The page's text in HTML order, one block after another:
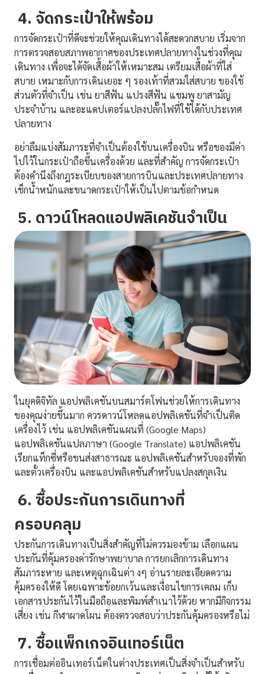
4. จัดกระเป๋าให้พร้อม
การจัดกระเป๋าที่ดีจะช่วยให้คุณเดินทางได้สะดวกสบาย เริ่มจาก
การตรวจสอบสภาพอากาศของประเทศปลายทางในช่วงที่คุณ
เดินทาง เพื่อจะได้จัดเสื้อผ้าให้เหมาะสม เตรียมเสื้อผ้าที่ใส่
สบาย เหมาะกับการเดินเยอะ ๆ รองเท้าที่สวมใส่สบาย ของใช้
ส่วนตัวที่จำเป็น เช่น ยาสีฟัน แปรงสีฟัน แชมพู ยาสามัญ
ประจำบ้าน และอะแดปเตอร์แปลงปลั๊กไฟที่ใช้ได้กับประเทศ
ปลายทาง
อย่าลืมแบ่งสัมภาระที่จำเป็นต้องใช้บนเครื่องบิน หรือของมีค่า
ไปไว้ในกระเป๋าถือขึ้นเครื่องด้วย และที่สำคัญ การจัดกระเป๋า
ต้องคำนึงถึงกฎระเบียบของสายการบินและประเทศปลายทาง
เช็กน้ำหนักและขนาดกระเป๋าให้เป็นไปตามข้อกำหนด
5. ดาวน์โหลดแอปพลิเคชันจำเป็น
ในยุคดิจิทัล แอปพลิเคชันบนสมาร์ตโฟนช่วยให้การเดินทาง
ของคุณง่ายขึ้นมาก ควรดาวน์โหลดแอปพลิเคชันที่จำเป็นติด
เครื่องไว้ เช่น แอปพลิเคชันแผนที่ (Google Maps)
แอปพลิเคชันแปลภาษา (Google Translate) แอปพลิเคชัน
เรียกแท็กซี่หรือขนส่งสาธารณะ แอปพลิเคชันสำหรับจองที่พัก
และตั๋วเครื่องบิน และแอปพลิเคชันสำหรับแปลงสกุลเงิน
6. ซื้อประกันการเดินทางที่
ครอบคลุม
ประกันการเดินทางเป็นสิ่งสำคัญที่ไม่ควรมองข้าม เลือกแผน
ประกันที่คุ้มครองค่ารักษาพยาบาล การยกเลิกการเดินทาง
สัมภาระหาย และเหตุฉุกเฉินต่า งๆ อ่านรายละเอียดความ
คุ้มครองให้ดี โดยเฉพาะข้อยกเว้นและเงื่อนไขการเคลม เก็บ
เอกสารประกันไว้ในมือถือและพิมพ์สำเนาไว้ด้วย หากมีกิจกรรม
เสี่ยง เช่น กีฬาผาดโผน ต้องตรวจสอบว่าประกันคุ้มครองหรือไม่
7. ซื้อแพ็กเกจอินเทอร์เน็ต
การเชื่อมต่ออินเทอร์เน็ตในต่างประเทศเป็นสิ่งจำเป็นสำหรับ